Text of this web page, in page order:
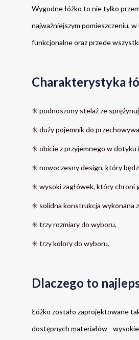
Wygodne łóżko to nie tylko
najważniejszym pomieszczeniu,
funkcjonalne oraz przede
Charakterystyka
✳️ podnoszony stelaż ze
✳️ duży pojemnik do
✳️ obicie z przyjemnego w dotyku
✳️ nowoczesny design, który
✳️ wysoki zagłówek, który chroni
✳️ solidna konstrukcja wykonana
✳️ trzy rozmiary do wyboru,
✳️ trzy kolory do wyboru.
Dlaczego to
Łóżko zostało zaprojektowane
dostępnych materiałów -